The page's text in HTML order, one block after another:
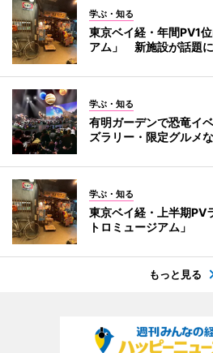
学ぶ・知る
東京ベイ経・年間PV1
アム」 新施設が話題に
学ぶ・知る
有明ガーデンで恐竜イ
ズラリー・限定グルメ
学ぶ・知る
東京ベイ経・上半期PV
トロミュージアム」
もっと見る